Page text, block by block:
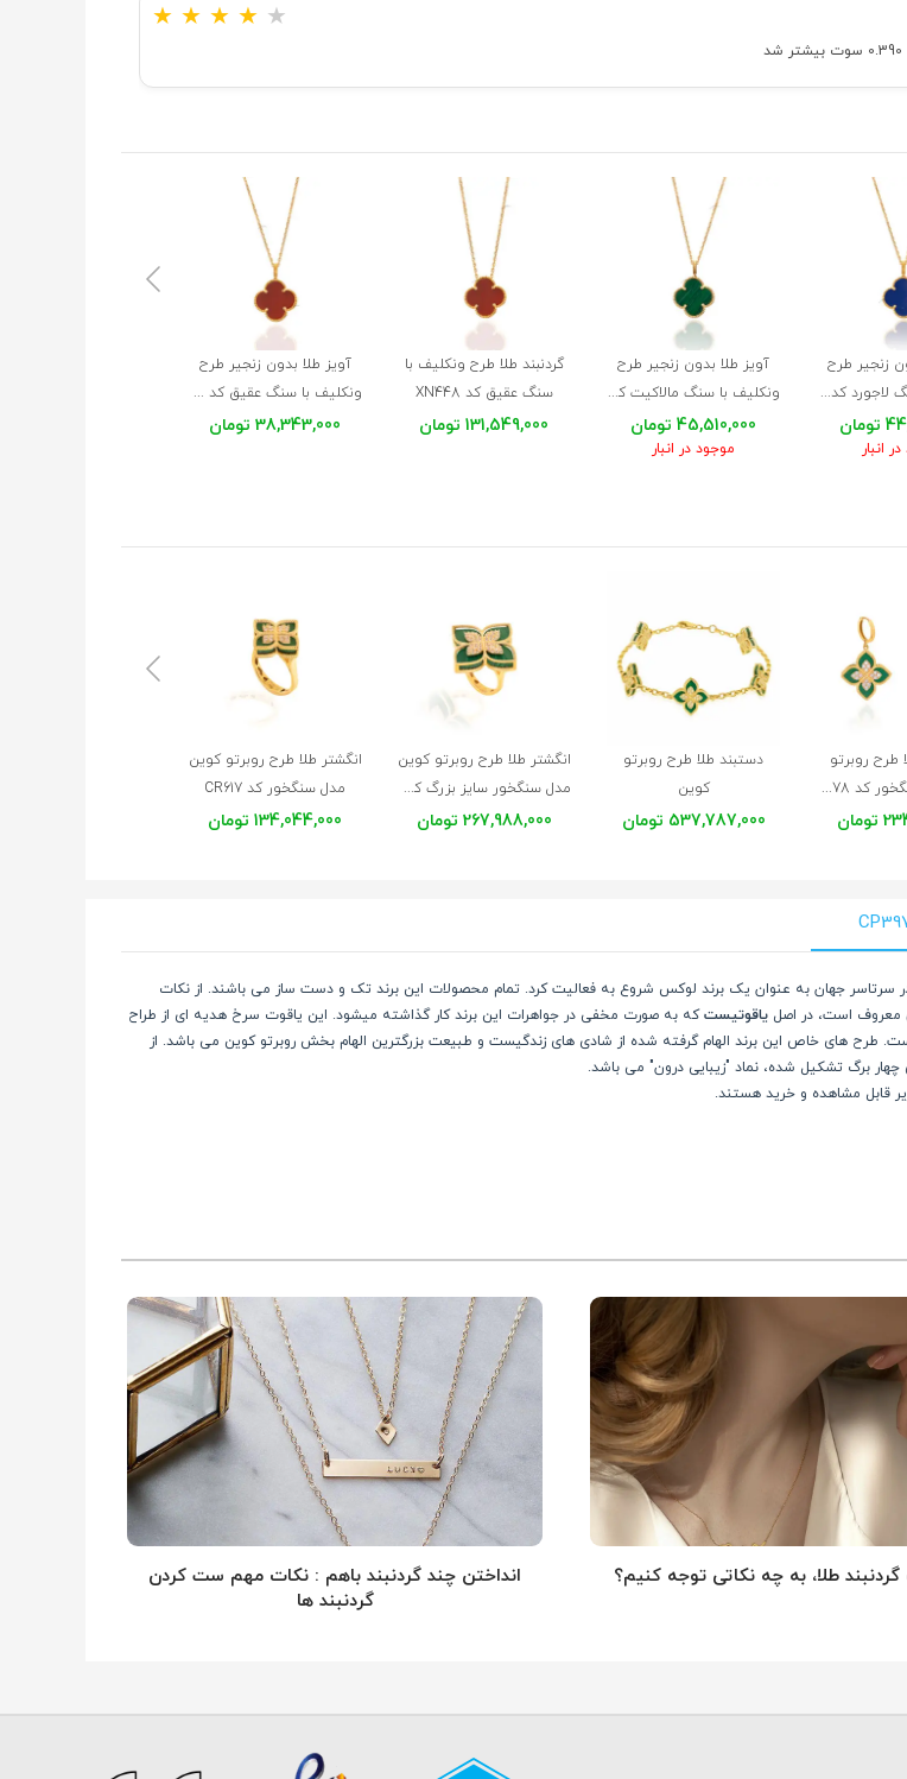
★ ★ ★ ★ ★
زنجیر طرح
ونکلیف با سنگ لاجورد کد XP248
انبار
آویز طلا بدون زنجیر طرح
ونکلیف با سنگ مالاکیت کد XP247
45,510,000 تومان
موجود در انبار
گردنبند طلا طرح ونکلیف با
سنگ عقیق کد XN448
131,549,000 تومان
آویز طلا بدون زنجیر طرح
ونکلیف با سنگ عقیق کد XP246
38,343,000 تومان
طرح روبرتو
کوین مدل سنگخور کد XE278
دستبند طلا طرح روبرتو
کوین
مدل سنگخور کد XB610
537,787,000 تومان
انگشتر طلا طرح روبرتو کوین
مدل سنگخور سایز بزرگ کد CR618
267,988,000 تومان
انگشتر طلا طرح روبرتو کوین
مدل سنگخور کد CR617
134,044,000 تومان
1996 به طور رسمی شناخته شد و در سرتاسر جهان به عنوان یک برند لوکس شروع به فعالیت کرد. تمام محصولات این برند تک و دست ساز می باشند. از نکات
معروف است، در اصل یاقوتیستکه به صورت مخفی در جواهرات این برند کار گذاشته میشود. این یاقوت سرخ هدیه ای از طراح
است. طرح های خاص این برند الهام گرفته شده از شادی های زندگیست و طبیعت بزرگترین الهام بخش روبرتو کوین می باشد. از
چهار برگ تشکیل شده، نماد "زیبایی درون" می باشد.
قابل مشاهده و خرید هستند.
طلا‌، به چه نکاتی توجه کنیم؟
انداختن چند گردنبند باهم : نکات مهم ست کردن
گردنبند ها